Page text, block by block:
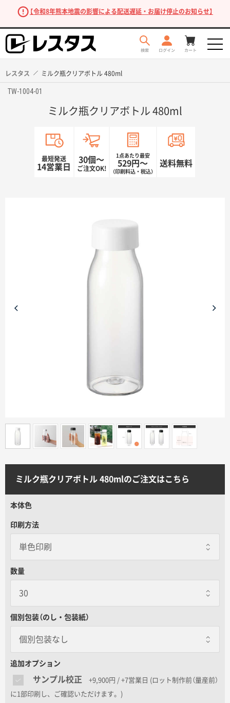
【令和8年熊本地震の影響による配送遅延・お届け停止のお知らせ】
印刷色から探す
サイトメニュー
データ入稿ガイド
よくあるご質問
名入れグループサイト
レスタス ミルク瓶クリアボトル 480ml
TW-1004-01
ミルク瓶クリアボトル 480ml
最短発送
14営業日
30個〜
ご注文OK!
1点あたり最安
529円〜
（印刷料込・税込）
送料無料
ミルク瓶クリアボトル 480mlのご注文はこちら
本体色
印刷方法
数量
個別包装（のし・包装紙）
個別包装なし
包装紙
一個あたり+80.00円 / 5日出荷
追加オプション
サンプル校正 +9,900円 / +7営業日 (ロット制作前（量産前）
に1部印刷し、ご確認いただけます。)